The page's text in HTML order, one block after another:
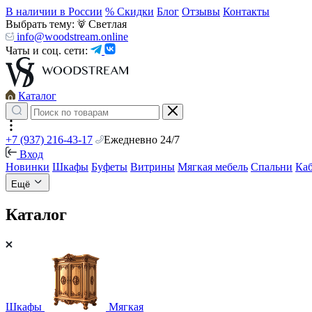
В наличии в России % Скидки Блог Отзывы Контакты
Выбрать тему:
Светлая
info@woodstream.online
Чаты и соц. сети:
Каталог
+7 (937) 216-43-17
Ежедневно 24/7
Вход
Новинки Шкафы Буфеты Витрины Мягкая мебель Спальни
Ещё
Каталог
Шкафы Мягкая